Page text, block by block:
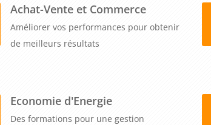
Achat-Vente et Commerce
Améliorer vos performances pour obtenir
de meilleurs résultats
Economie d'Energie
Des formations pour une gestion